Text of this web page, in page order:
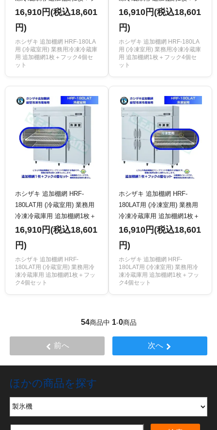
ック4個セット
16,910円(税込18,601
円)
ホシザキ 追加棚網 HRF-180LA
用 (冷蔵室用) 業務用冷凍冷蔵庫
用 追加棚網1枚＋フック4個セ
ット
ック4個セット
16,910円(税込18,601
円)
ホシザキ 追加棚網 HRF-180LA
用 (冷凍室用) 業務用冷凍冷蔵庫
用 追加棚網1枚＋フック4個セ
ット
ホシザキ 追加棚網 HRF-
180LAT用 (冷蔵室用) 業務用
冷凍冷蔵庫用 追加棚網1枚＋
フック4個セット
16,910円(税込18,601
円)
ホシザキ 追加棚網 HRF-
180LAT用 (冷蔵室用) 業務用冷
凍冷蔵庫用 追加棚網1枚＋フッ
ク4個セット
ホシザキ 追加棚網 HRF-
180LAT用 (冷凍室用) 業務用
冷凍冷蔵庫用 追加棚網1枚＋
フック4個セット
16,910円(税込18,601
円)
ホシザキ 追加棚網 HRF-
180LAT用 (冷凍室用) 業務用冷
凍冷蔵庫用 追加棚網1枚＋フッ
ク4個セット
54商品中 1-0商品
前へ 次へ
ほかの商品を探す